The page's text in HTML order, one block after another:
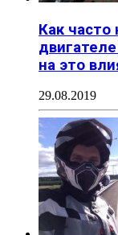
Как
на это
29.08.2019